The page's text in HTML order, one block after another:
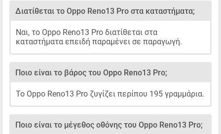
Διατίθεται το Oppo Reno13 Pro στα καταστήματα;
Ναι, το Oppo Reno13 Pro διατίθεται στα
καταστήματα επειδή παραμένει σε παραγωγή.
Ποιο είναι το βάρος του Oppo Reno13 Pro;
Το Oppo Reno13 Pro ζυγίζει περίπου 195 γραμμάρια.
Ποιο είναι το μέγεθος οθόνης του Oppo Reno13 Pro;